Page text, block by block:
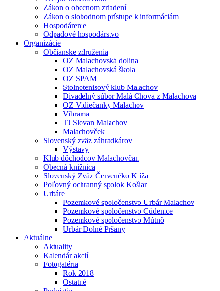
Zákon o obecnom zriadení
Zákon o slobodnom prístupe k informáciám
Hospodárenie
Odpadové hospodárstvo
Organizácie
Občianske združenia
OZ Malachovská dolina
OZ Malachovská škola
OZ SPAM
Stolnotenisový klub Malachov
Divadelný súbor Malá Chova z Malachova
OZ Vidiečanky Malachov
Vibrama
TJ Slovan Malachov
Malachovček
Slovenský zväz záhradkárov
Výstavy
Klub dôchodcov Malachovčan
Obecná knižnica
Slovenský Zväz Červenéko Kríža
Poľovný ochranný spolok Košiar
Urbáre
Pozemkové spoločenstvo Urbár Malachov
Pozemkové spoločenstvo Cúdenice
Pozemkové spoločenstvo Mútnô
Urbár Dolné Pršany
Aktuálne
Aktuality
Kalendár akcií
Fotogaléria
Rok 2018
Ostatné